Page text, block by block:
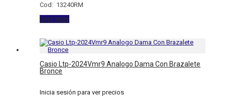
Cod: 13240RM
Leer más
Casio Ltp-2024Vmr9 Analogo Dama Con Brazalete
Bronce
Inicia sesión para ver precios